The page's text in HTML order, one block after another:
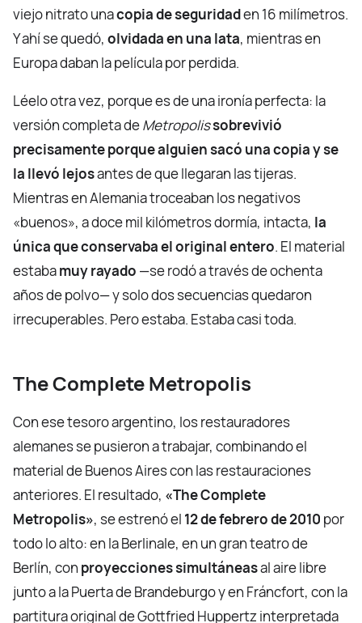
viejo nitrato unacopia de seguridaden 16 milímetros.
Y ahí se quedó, olvidada en una lata, mientras en
Europa daban la película por perdida.
Léelo otra vez, porque es de una ironía perfecta: la
versión completa deMetropolissobrevivió
precisamente porque alguien sacó una copia y se
la llevó lejosantes de que llegaran las tijeras.
Mientras en Alemania troceaban los negativos
«buenos», a doce mil kilómetros dormía, intacta, la
única que conservaba el original entero. El material
estabamuy rayado —se rodó a través de ochenta
años de polvo— y solo dos secuencias quedaron
irrecuperables. Pero estaba. Estaba casi toda.
The Complete Metropolis
Con ese tesoro argentino, los restauradores
alemanes se pusieron a trabajar, combinando el
material de Buenos Aires con las restauraciones
anteriores. El resultado, «The Complete
Metropolis», se estrenó el 12 de febrero de 2010 por
todo lo alto: en la Berlinale, en un gran teatro de
Berlín, con proyecciones simultáneasal aire libre
junto a la Puerta de Brandeburgo y en Fráncfort, con la
partitura original de Gottfried Huppertz interpretada